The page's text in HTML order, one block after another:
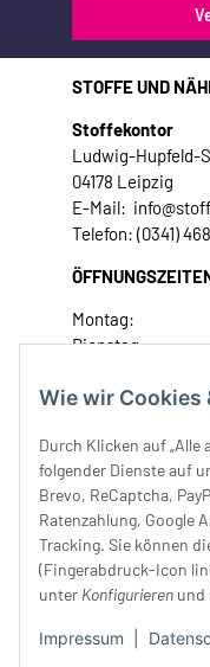
Wie wir Cookies
Durch Klicken auf „Alle
folgender Dienste auf
Brevo, ReCaptcha,
Ratenzahlung, Google
Tracking. Sie können
(Fingerabdruck-Icon
unter Konfigurieren und
Impressum
STOFFE UND
Stoffekontor
Ludwig-Hupfeld-
04178 Leipzig
E-Mail:
Telefon: (0341)
Montag:
Dienstag:
Donnerstag:
Samstag:
Unser Service
Rechtliches